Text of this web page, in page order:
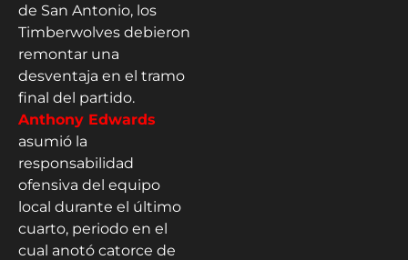
de San Antonio, los
Timberwolves debieron
remontar una
desventaja en el tramo
final del partido.
Anthony Edwards
asumió la
responsabilidad
ofensiva del equipo
local durante el último
cuarto, periodo en el
cual anotó catorce de